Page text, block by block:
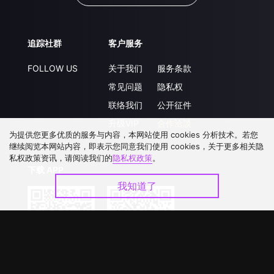
追踪社群
FOLLOW US
客户服务
关于我们
常见问题
联络我们
服务条款
隐私权
公开征件
为提供您更多优质的服务与内容，本网站使用 cookies 分析技术。若您
继续阅览本网站内容，即表示您同意我们使用 cookies，关于更多相关隐
私权政策资讯，请阅读我们的隐私权政策。
我知道了